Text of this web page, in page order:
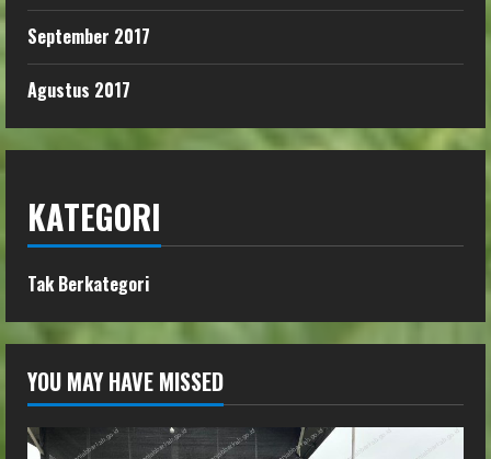
September 2017
Agustus 2017
KATEGORI
Tak Berkategori
YOU MAY HAVE MISSED